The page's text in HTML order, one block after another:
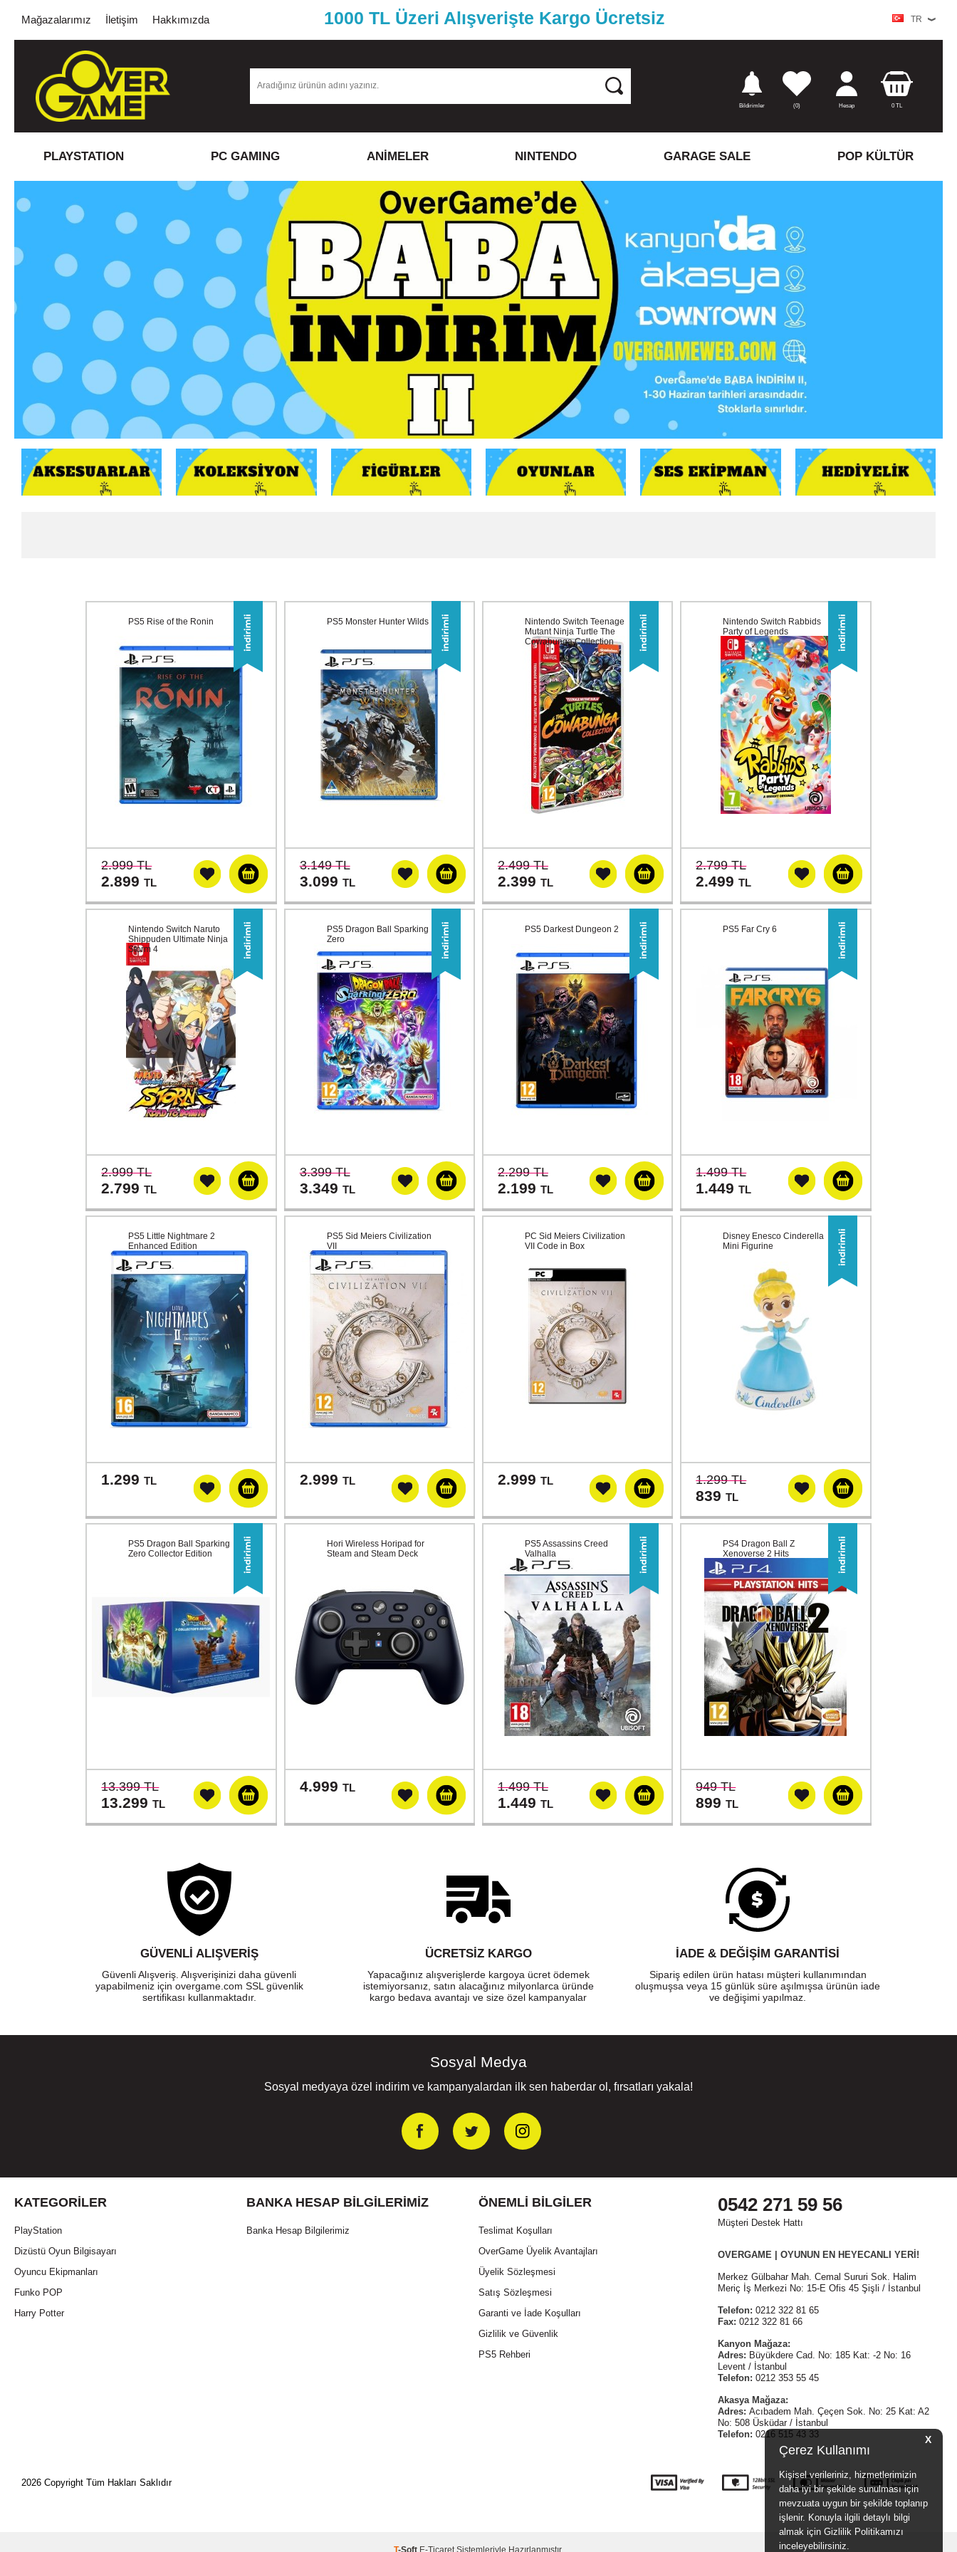
X
Çerez Kullanımı
Kişisel verileriniz, hizmetlerimizin
daha iyi bir şekilde sunulması için
mevzuata uygun bir şekilde toplanıp
işlenir. Konuyla ilgili detaylı bilgi
almak için Gizlilik Politikamızı
inceleyebilirsiniz.
Mağazalarımız İletişim Hakkımızda 1000 TL Üzeri Alışverişte Kargo Ücretsiz TR
Bildirimler (0) Hesap 0TL
PLAYSTATION PC GAMING ANİMELER NINTENDO GARAGE SALE POP KÜLTÜR
PS5 Rise of the Ronin
2.999 TL
2.899TL
PS5 Monster Hunter Wilds
3.149 TL
3.099 TL
Nintendo Switch Teenage
Mutant Ninja Turtle The
Cowabunga Collection
2.499 TL
2.399 TL
Nintendo Switch Rabbids
Party of Legends
2.799 TL
2.499TL
Nintendo Switch Naruto
Shippuden Ultimate Ninja
Storm 4
2.999 TL
2.799TL
PS5 Dragon Ball Sparking
Zero
3.399 TL
3.349 TL
PS5 Darkest Dungeon 2
2.299 TL
2.199 TL
PS5 Far Cry 6
1.499 TL
1.449TL
PS5 Little Nightmare 2
Enhanced Edition
1.299TL
PS5 Sid Meiers Civilization
VII
2.999 TL
PC Sid Meiers Civilization
VII Code in Box
2.999 TL
Disney Enesco Cinderella
Mini Figurine
1.299 TL
839TL
PS5 Dragon Ball Sparking
Zero Collector Edition
13.399 TL
13.299TL
Hori Wireless Horipad for
Steam and Steam Deck
4.999 TL
PS5 Assassins Creed
Valhalla
1.499 TL
1.449 TL
PS4 Dragon Ball Z
Xenoverse 2 Hits
949 TL
899TL
GÜVENLI ALIŞVERIŞ
Güvenli Alışveriş. Alışverişinizi daha güvenli
yapabilmeniz için overgame.com SSL güvenlik
sertifikası kullanmaktadır.
ÜCRETSIZ KARGO
Yapacağınız alışverişlerde kargoya ücret ödemek
istemiyorsanız, satın alacağınız milyonlarca üründe
kargo bedava avantajı ve size özel kampanyalar
İADE & DEĞİŞİM GARANTİSİ
Sipariş edilen ürün hatası müşteri kullanımından
oluşmuşsa veya 15 günlük süre aşılmışsa ürünün iade
ve değişimi yapılmaz.
Sosyal Medya
Sosyal medyaya özel indirim ve kampanyalardan ilk sen haberdar ol, fırsatları yakala!
KATEGORILER
PlayStation
Dizüstü Oyun Bilgisayarı
Oyuncu Ekipmanları
Funko POP
Harry Potter
BANKA HESAP BILGILERIMIZ
Banka Hesap Bilgilerimiz
ÖNEMLI BILGILER
Teslimat Koşulları
OverGame Üyelik Avantajları
Üyelik Sözleşmesi
Satış Sözleşmesi
Garanti ve İade Koşulları
Gizlilik ve Güvenlik
PS5 Rehberi
0542 271 59 56
Müşteri Destek Hattı
OVERGAME | OYUNUN EN HEYECANLI YERİ!
Merkez Gülbahar Mah. Cemal Sururi Sok. Halim
Meriç İş Merkezi No: 15-E Ofis 45 Şişli / İstanbul
Telefon: 0212 322 81 65
Fax: 0212 322 81 66
Kanyon Mağaza:
Adres: Büyükdere Cad. No: 185 Kat: -2 No: 16
Levent / İstanbul
Telefon: 0212 353 55 45
Akasya Mağaza:
Adres: Acıbadem Mah. Çeçen Sok. No: 25 Kat: A2
No: 508 Üsküdar / İstanbul
Telefon: 0216 515 43 33
2026 Copyright Tüm Hakları Saklıdır